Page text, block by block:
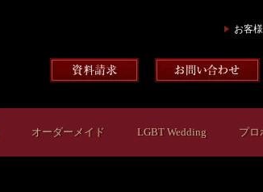
お客
オーダーメイド LGBT Wedding プロ